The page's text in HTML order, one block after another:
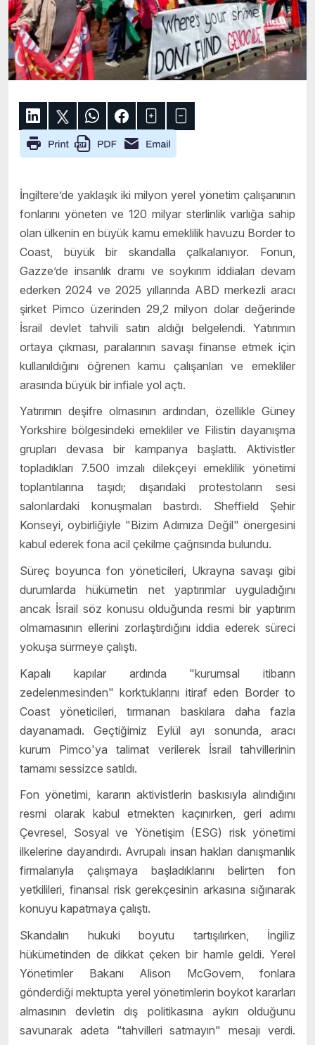
İngiltere’de yaklaşık iki milyon yerel yönetim çalışanının
fonlarını yöneten ve 120 milyar sterlinlik varlığa sahip
olan ülkenin en büyük kamu emeklilik havuzu Border to
Coast, büyük bir skandalla çalkalanıyor. Fonun,
Gazze’de insanlık dramı ve soykırım iddiaları devam
ederken 2024 ve 2025 yıllarında ABD merkezli aracı
şirket Pimco üzerinden 29,2 milyon dolar değerinde
İsrail devlet tahvili satın aldığı belgelendi. Yatırımın
ortaya çıkması, paralarının savaşı finanse etmek için
kullanıldığını öğrenen kamu çalışanları ve emekliler
arasında büyük bir infiale yol açtı.
Yatırımın deşifre olmasının ardından, özellikle Güney
Yorkshire bölgesindeki emekliler ve Filistin dayanışma
grupları devasa bir kampanya başlattı. Aktivistler
topladıkları 7.500 imzalı dilekçeyi emeklilik yönetimi
toplantılarına taşıdı; dışarıdaki protestoların sesi
salonlardaki konuşmaları bastırdı. Sheffield Şehir
Konseyi, oybirliğiyle "Bizim Adımıza Değil" önergesini
kabul ederek fona acil çekilme çağrısında bulundu.
Süreç boyunca fon yöneticileri, Ukrayna savaşı gibi
durumlarda hükümetin net yaptırımlar uyguladığını
ancak İsrail söz konusu olduğunda resmi bir yaptırım
olmamasının ellerini zorlaştırdığını iddia ederek süreci
yokuşa sürmeye çalıştı.
Kapalı kapılar ardında "kurumsal itibarın
zedelenmesinden" korktuklarını itiraf eden Border to
Coast yöneticileri, tırmanan baskılara daha fazla
dayanamadı. Geçtiğimiz Eylül ayı sonunda, aracı
kurum Pimco'ya talimat verilerek İsrail tahvillerinin
tamamı sessizce satıldı.
Fon yönetimi, kararın aktivistlerin baskısıyla alındığını
resmi olarak kabul etmekten kaçınırken, geri adımı
Çevresel, Sosyal ve Yönetişim (ESG) risk yönetimi
ilkelerine dayandırdı. Avrupalı insan hakları danışmanlık
firmalarıyla çalışmaya başladıklarını belirten fon
yetkilileri, finansal risk gerekçesinin arkasına sığınarak
konuyu kapatmaya çalıştı.
Skandalın hukuki boyutu tartışılırken, İngiliz
hükümetinden de dikkat çeken bir hamle geldi. Yerel
Yönetimler Bakanı Alison McGovern, fonlara
gönderdiği mektupta yerel yönetimlerin boykot kararları
almasının devletin dış politikasına aykırı olduğunu
savunarak adeta “tahvilleri satmayın" mesajı verdi.